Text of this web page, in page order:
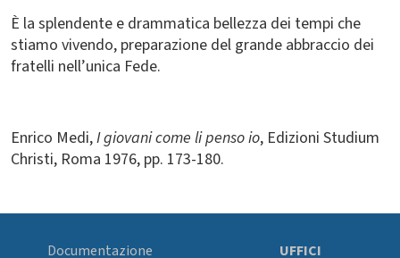
È la splendente e drammatica bellezza dei tempi che
stiamo vivendo, preparazione del grande abbraccio dei
fratelli nell’unica Fede.
Enrico Medi,I giovani come li penso io, Edizioni Studium
Christi, Roma 1976, pp. 173-180.
Documentazione UFFICI